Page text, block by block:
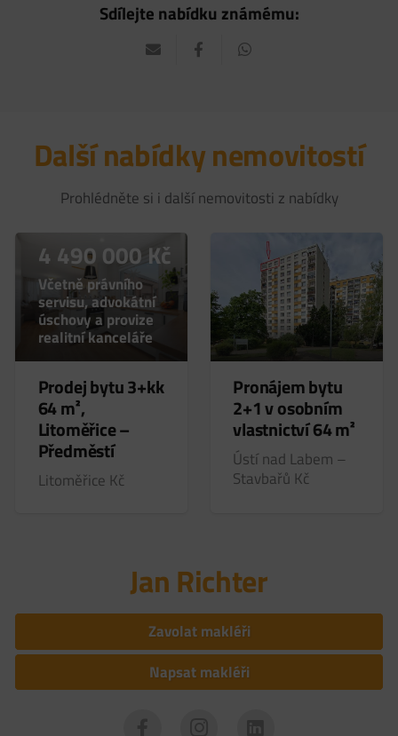
Sdílejte nabídku známému:
Další nabídky nemovitostí
Prohlédněte si i další nemovitosti z nabídky
4 490 000 Kč
Včetně právního
servisu, advokátní
úschovy a provize
realitní kanceláře
Prodej bytu 3+kk
64 m²,
Litoměřice –
Předměstí
Litoměřice Kč
Pronájem bytu
2+1 v osobním
vlastnictví 64 m²
Ústí nad Labem –
Stavbařů Kč
Jan Richter
Zavolat makléři
Napsat makléři